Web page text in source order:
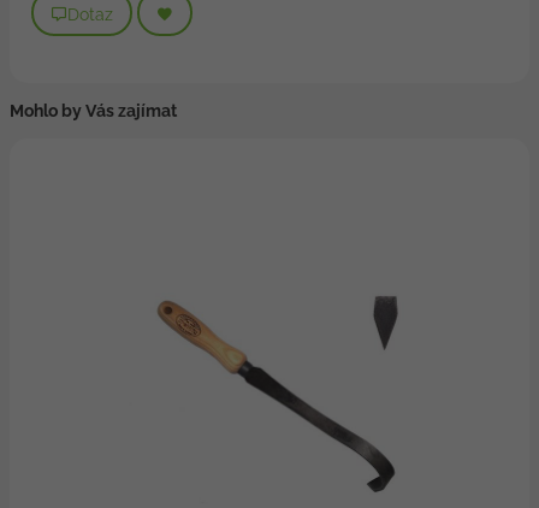
Dotaz
Mohlo by Vás zajímat